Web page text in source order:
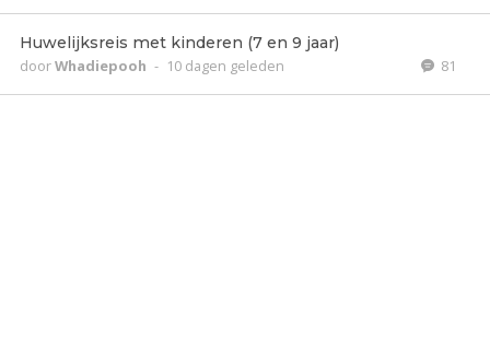
Huwelijksreis met kinderen (7 en 9 jaar)
doorWhadiepooh - 10 dagen geleden 81